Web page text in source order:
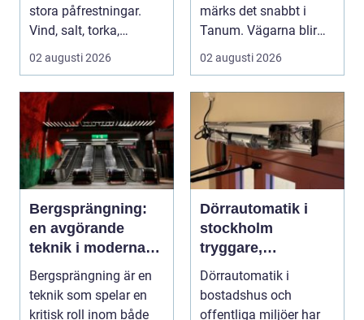
stora påfrestningar.
Vind, salt, torka,
markarbeten och
byggpro...
02 augusti 2026
märks det snabbt i
Tanum. Vägarna blir
smalare, parkeringar ...
02 augusti 2026
Bergsprängning:
en avgörande
teknik i moderna
byggprojekt
Bergsprängning är en
teknik som spelar en
kritisk roll inom både
Dörrautomatik i
stockholm
tryggare,
smidigare och mer
tillgängliga entréer
Dörrautomatik i
bostadshus och
offentliga miljöer har